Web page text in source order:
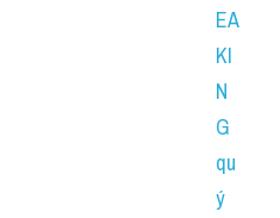
EA
KI
N
G
qu
ý